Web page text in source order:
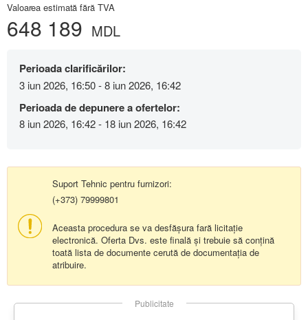
Valoarea estimată fără TVA
648 189 MDL
Perioada clarificărilor:
3 iun 2026, 16:50 - 8 iun 2026, 16:42
Perioada de depunere a ofertelor:
8 iun 2026, 16:42 - 18 iun 2026, 16:42
Suport Tehnic pentru furnizori:
(+373) 79999801
Aceasta procedura se va desfășura fară licitație
electronică. Oferta Dvs. este finală și trebuie să conțină
toată lista de documente cerută de documentația de
atribuire.
Publicitate